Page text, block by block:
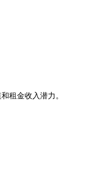
租金收入潜力。